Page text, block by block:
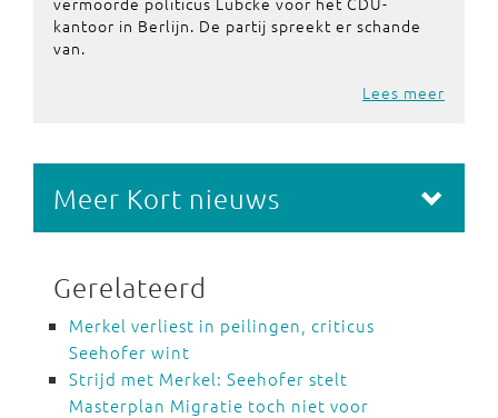
kantoor in Berlijn. De partij spreekt er schande
van.
Lees meer
Meer Kort nieuws
Gerelateerd
Merkel verliest in peilingen, criticus
Seehofer wint
Strijd met Merkel: Seehofer stelt
Masterplan Migratie toch niet voor